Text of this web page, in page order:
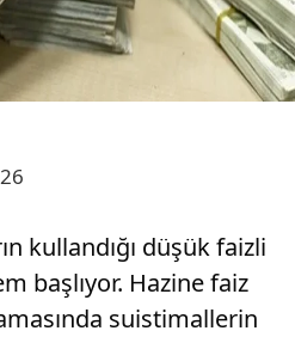
kullandığı düşük faizli
başlıyor. Hazine faiz
suistimallerin